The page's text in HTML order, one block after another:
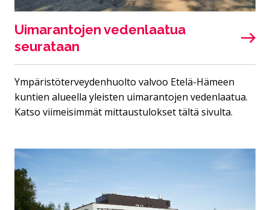
Uimarantojen vedenlaatua
seurataan
Ympäristöterveydenhuolto valvoo Etelä-Hämeen
kuntien alueella yleisten uimarantojen vedenlaatua.
Katso viimeisimmät mittaustulokset tältä sivulta.